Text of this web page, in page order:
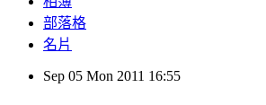
部落格
名片
Sep 05 Mon 2011 16:55